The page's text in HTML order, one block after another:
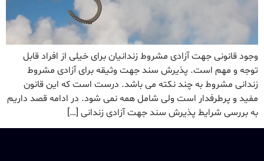
وجود قانونی جهت آزادی مشروط زندانیان برای خیلی از افراد قابل
توجه و مهم است. پذیرش سند جهت وثیقه برای آزادی مشروط
زندانی مشروط به چند نکته می باشد. درست است که این قانون
مفید و پرطرفدار است ولی شامل همه نمی شود. در ادامه قصد داریم
به بررسی شرایط پذیرش سند جهت آزادی زندانی […]